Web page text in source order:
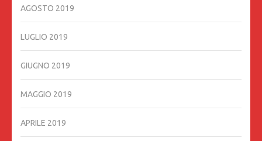
AGOSTO 2019
LUGLIO 2019
GIUGNO 2019
MAGGIO 2019
APRILE 2019